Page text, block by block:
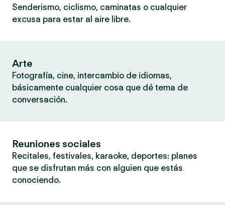
Senderismo, ciclismo, caminatas o cualquier
excusa para estar al aire libre.
Arte
Fotografía, cine, intercambio de idiomas,
básicamente cualquier cosa que dé tema de
conversación.
Reuniones sociales
Recitales, festivales, karaoke, deportes: planes
que se disfrutan más con alguien que estás
conociendo.